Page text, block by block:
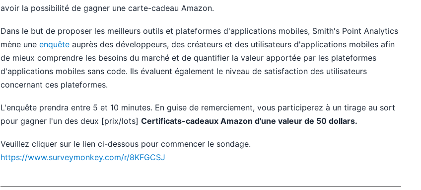
avoir la possibilité de gagner une carte-cadeau Amazon.
Dans le but de proposer les meilleurs outils et plateformes d'applications mobiles, Smith's Point Analytics
mène uneenquête auprès des développeurs, des créateurs et des utilisateurs d'applications mobiles afin
de mieux comprendre les besoins du marché et de quantifier la valeur apportée par les plateformes
d'applications mobiles sans code. Ils évaluent également le niveau de satisfaction des utilisateurs
concernant ces plateformes.
L'enquête prendra entre 5 et 10 minutes. En guise de remerciement, vous participerez à un tirage au sort
pour gagner l'un des deux [prix/lots]Certificats-cadeaux Amazon d'une valeur de 50 dollars.
Veuillez cliquer sur le lien ci-dessous pour commencer le sondage.
https://www.surveymonkey.com/r/8KFGCSJ